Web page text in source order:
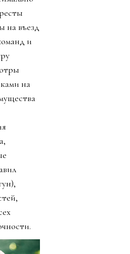
на въезд
и
на